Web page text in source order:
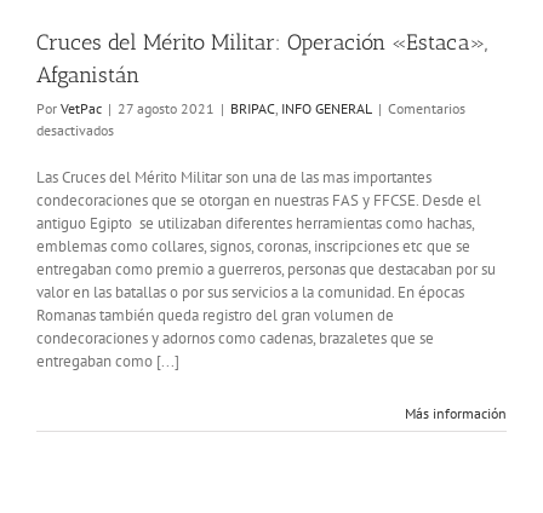
Cruces del Mérito Militar: Operación «Estaca»,
Afganistán
Por VetPac | 27 agosto 2021 | BRIPAC, INFO GENERAL | Comentarios
desactivadosen
del
Mérito
Militar:
Operación
Afganistán
Las Cruces del Mérito Militar son una de las mas importantes
condecoraciones que se otorgan en nuestras FAS y FFCSE. Desde el
antiguo Egipto se utilizaban diferentes herramientas como hachas,
emblemas como collares, signos, coronas, inscripciones etc que se
entregaban como premio a guerreros, personas que destacaban por su
valor en las batallas o por sus servicios a la comunidad. En épocas
Romanas también queda registro del gran volumen de
condecoraciones y adornos como cadenas, brazaletes que se
entregaban como [...]
Más información